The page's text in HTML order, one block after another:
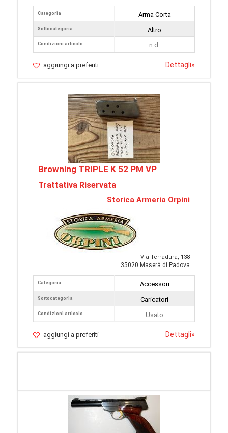
Categoria
Sottocategoria
Condizioni articolo
Arma Corta
Altro
n.d.
aggiungi a preferiti Dettagli»
Browning TRIPLE K 52 PM VP
Trattativa Riservata
Storica Armeria Orpini
Via Terradura, 138
35020 Maserà di Padova
Categoria
Sottocategoria
Condizioni articolo
Accessori
Caricatori
Usato
aggiungi a preferiti Dettagli»